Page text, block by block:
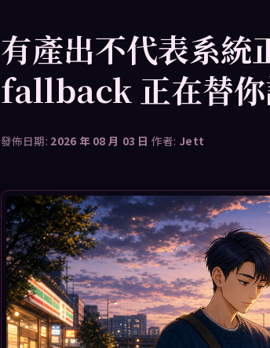
有產出不代表系統
fallback 正在替
發佈日期: 2026 年 08 月 03 日 作者: Jett